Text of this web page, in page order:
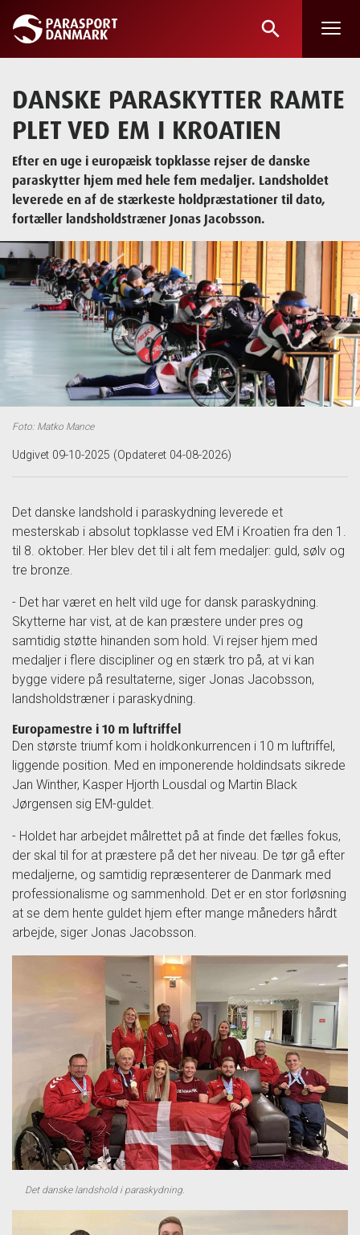
Skip
to
content
search
DANSKE PARASKYTTER RAMTE
PLET VED EM I KROATIEN
Efter en uge i europæisk topklasse rejser de danske
paraskytter hjem med hele fem medaljer. Landsholdet
leverede en af de stærkeste holdpræstationer til dato,
fortæller landsholdstræner Jonas Jacobsson.
Foto: Matko Mance
Udgivet 09-10-2025 (Opdateret 04-08-2026)
Det danske landshold i paraskydning leverede et
mesterskab i absolut topklasse ved EM i Kroatien fra den 1.
til 8. oktober. Her blev det til i alt fem medaljer: guld, sølv og
tre bronze.
- Det har været en helt vild uge for dansk paraskydning.
Skytterne har vist, at de kan præstere under pres og
samtidig støtte hinanden som hold. Vi rejser hjem med
medaljer i flere discipliner og en stærk tro på, at vi kan
bygge videre på resultaterne, siger Jonas Jacobsson,
landsholdstræner i paraskydning.
Europamestre i 10 m luftriffel
Den største triumf kom i holdkonkurrencen i 10 m luftriffel,
liggende position. Med en imponerende holdindsats sikrede
Jan Winther, Kasper Hjorth Lousdal og Martin Black
Jørgensen sig EM-guldet.
- Holdet har arbejdet målrettet på at finde det fælles fokus,
der skal til for at præstere på det her niveau. De tør gå efter
medaljerne, og samtidig repræsenterer de Danmark med
professionalisme og sammenhold. Det er en stor forløsning
at se dem hente guldet hjem efter mange måneders hårdt
arbejde, siger Jonas Jacobsson.
Det danske landshold i paraskydning.